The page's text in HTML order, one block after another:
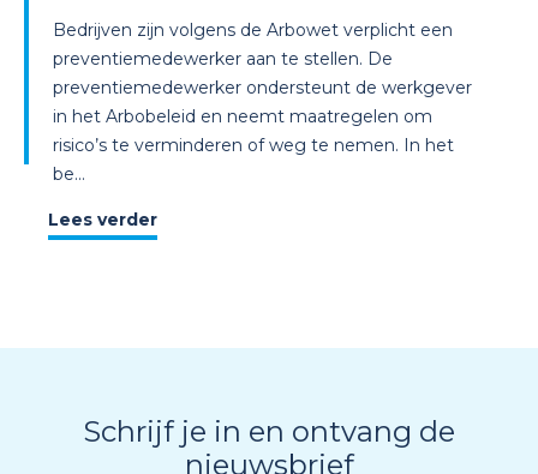
Bedrijven zijn volgens de Arbowet verplicht een
preventiemedewerker aan te stellen. De
preventiemedewerker ondersteunt de werkgever
in het Arbobeleid en neemt maatregelen om
risico’s te verminderen of weg te nemen. In het
be...
Lees verder
Schrijf je in en ontvang de
nieuwsbrief